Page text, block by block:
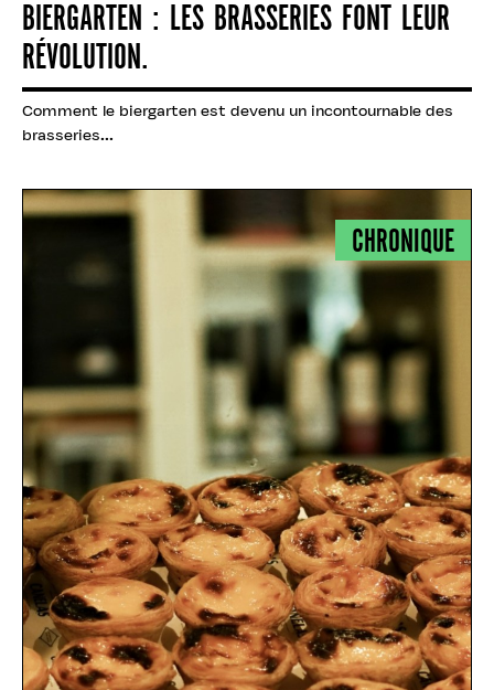
BIERGARTEN : LES BRASSERIES FONT LEUR
RÉVOLUTION.
Comment le biergarten est devenu un incontournable des
brasseries...
CHRONIQUE